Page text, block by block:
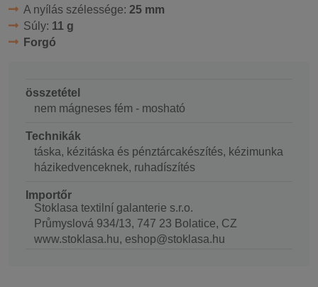
A nyílás szélessége: 25 mm
Súly: 11 g
Forgó
összetétel
nem mágneses fém - mosható
Technikák
táska, kézitáska és pénztárcakészítés, kézimunka
házikedvenceknek, ruhadíszítés
Importőr
Stoklasa textilní galanterie s.r.o.
Průmyslová 934/13, 747 23 Bolatice, CZ
www.stoklasa.hu, eshop@stoklasa.hu